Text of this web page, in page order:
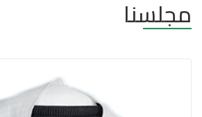
مجلسنا